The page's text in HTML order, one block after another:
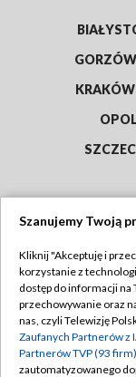
KRAKÓW
Abonament TVP
Emisja w TVP
Centrum
Szanujemy Twoją
Kliknij "Akceptuję i
korzystanie z
dostęp do informacji
przechowywanie oraz
nas, czyli Telewizję
Zaufanych Partnerów z
Partnerów TVP (93 firm)
zautomatyzowanego